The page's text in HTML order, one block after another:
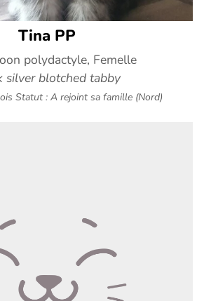
Tina PP
polydactyle, Femelle
silver blotched tabby
Statut : A rejoint sa famille (Nord)